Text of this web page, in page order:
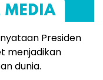
Presiden
menjadikan
dunia.